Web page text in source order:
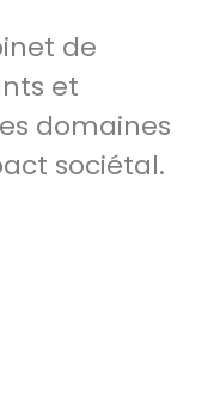
de
et
domaines
sociétal.